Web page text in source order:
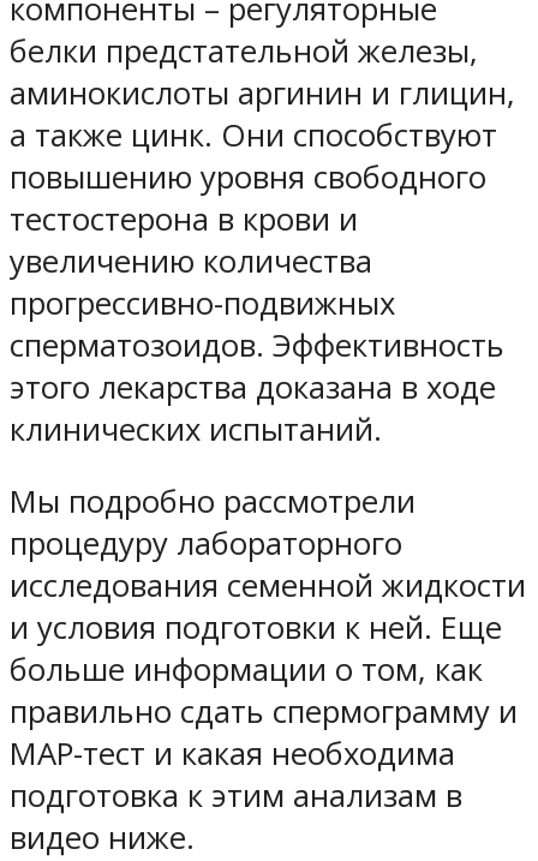
компоненты – регуляторные
белки предстательной железы,
аминокислоты аргинин и глицин,
а также цинк. Они способствуют
повышению уровня свободного
тестостерона в крови и
увеличению количества
прогрессивно-подвижных
сперматозоидов. Эффективность
этого лекарства доказана в ходе
клинических испытаний.
Мы подробно рассмотрели
процедуру лабораторного
исследования семенной жидкости
и условия подготовки к ней. Еще
больше информации о том, как
правильно сдать спермограмму и
МАР-тест и какая необходима
подготовка к этим анализам в
видео ниже.